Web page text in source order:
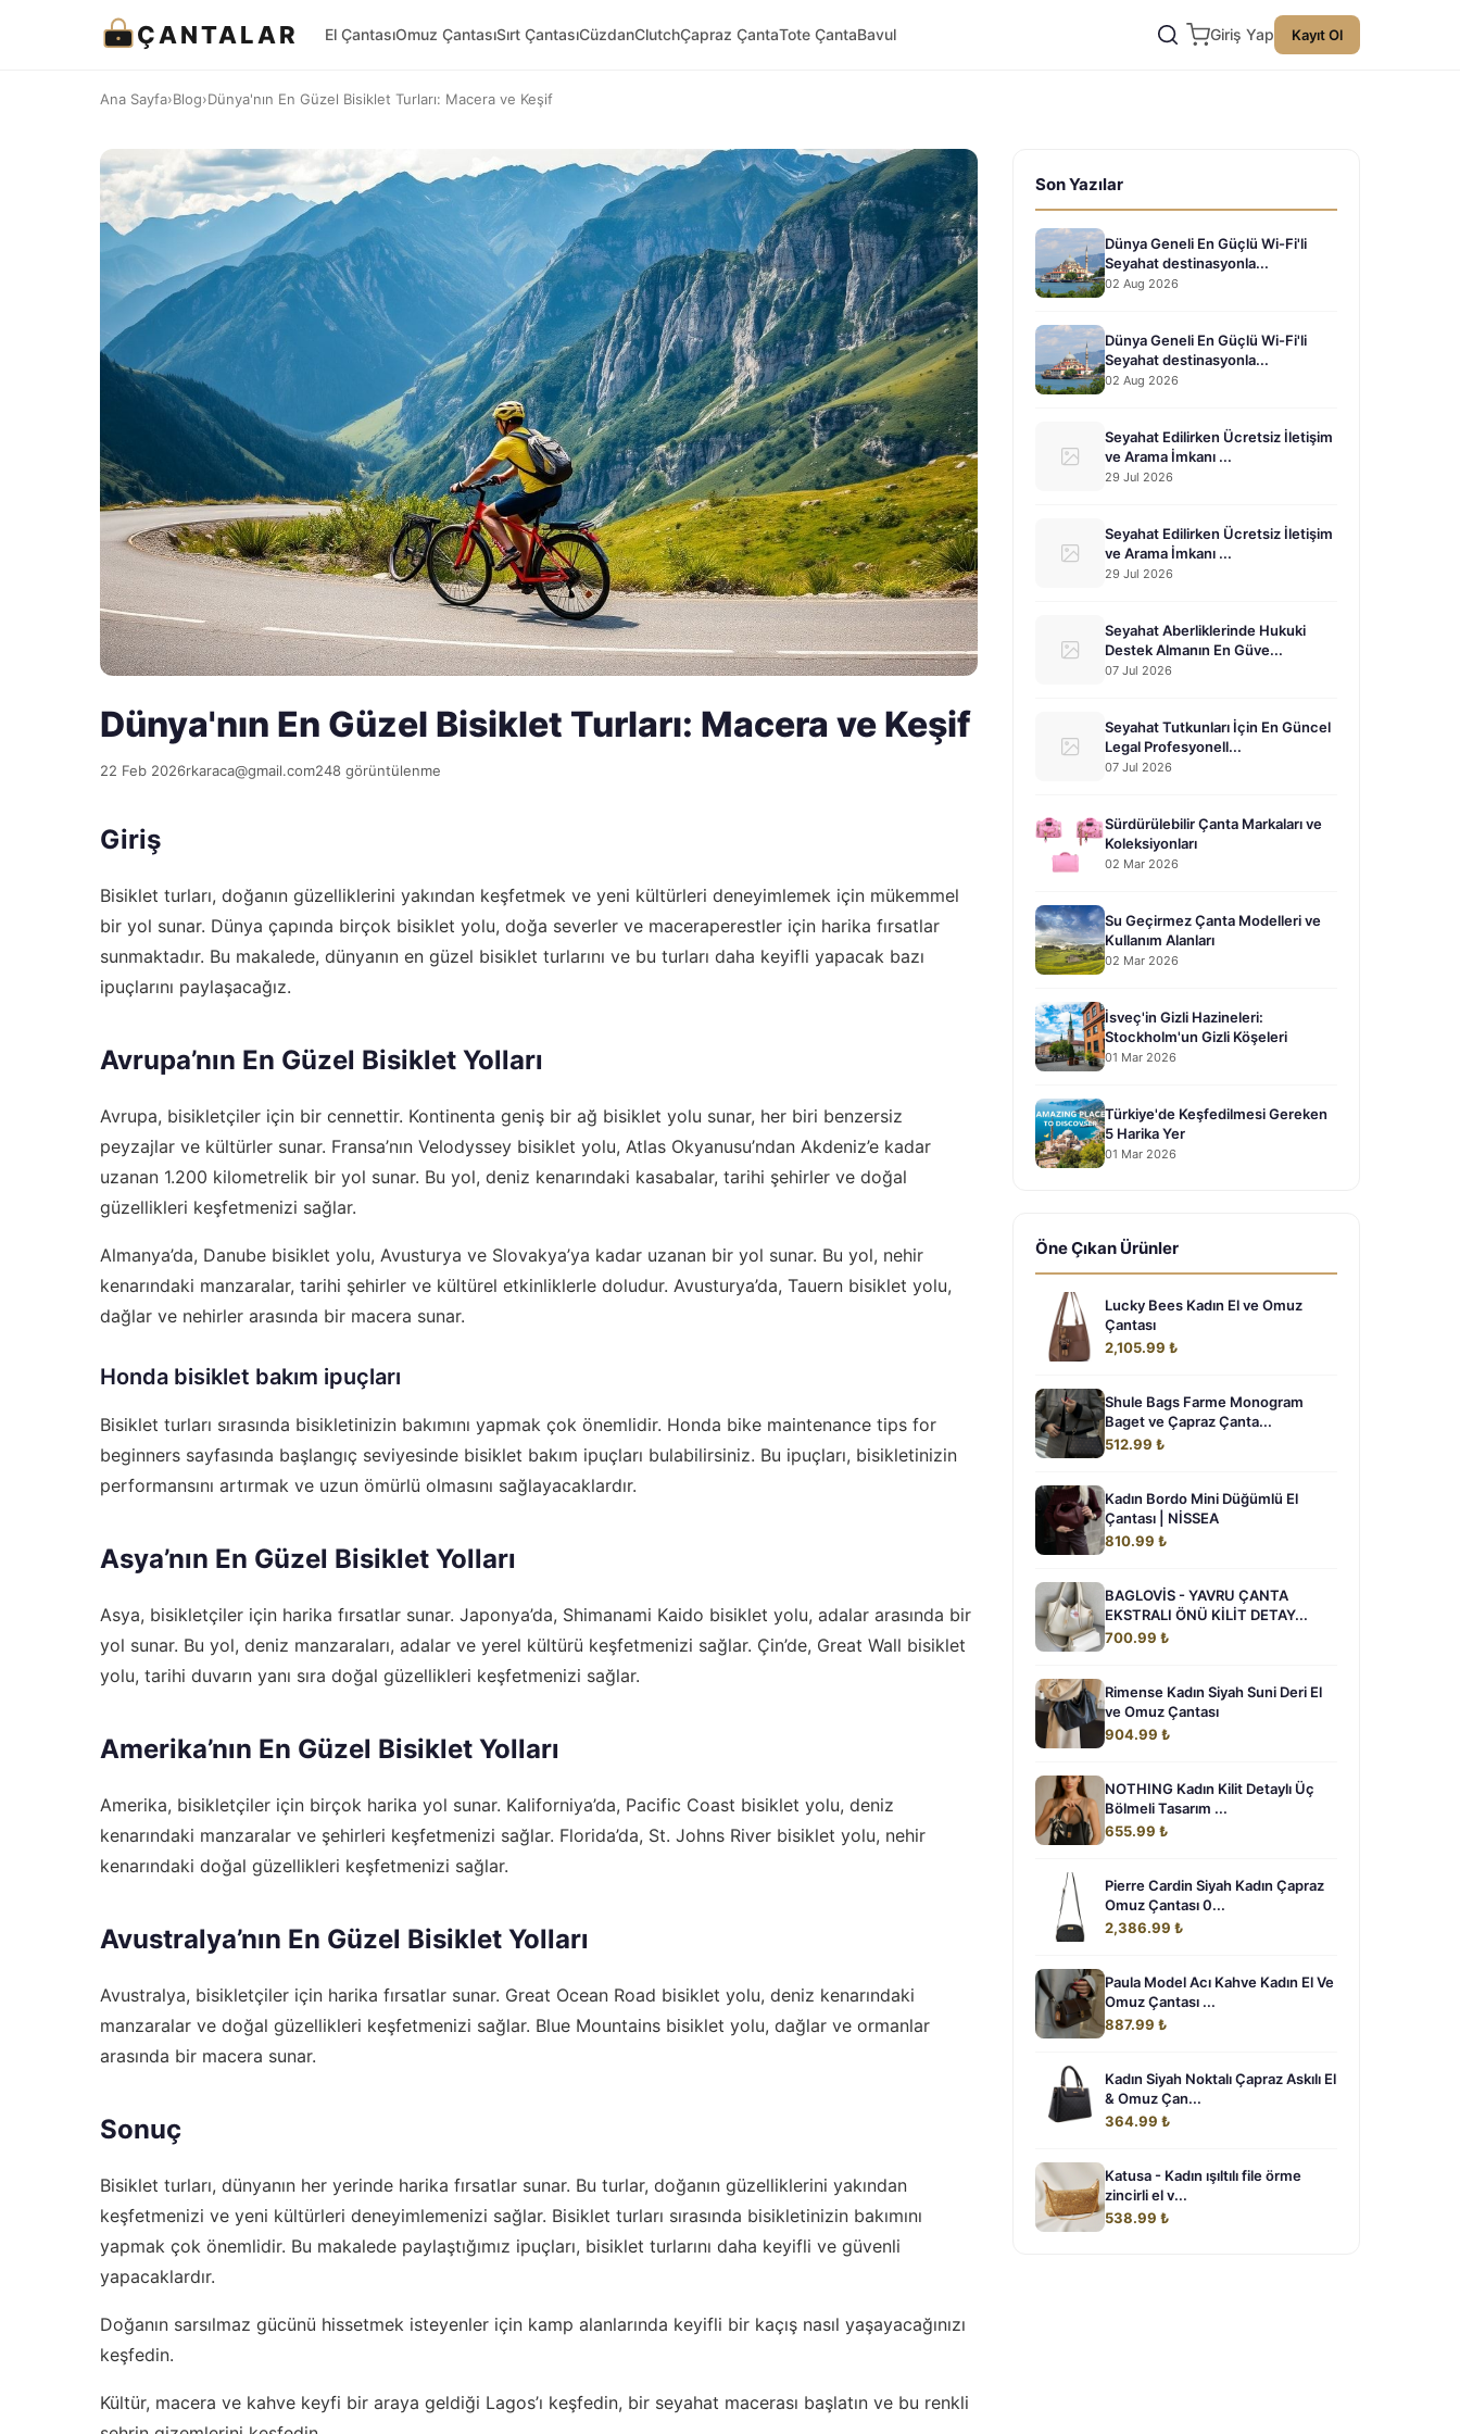
ÇANTALAR El ÇantasıOmuz ÇantasıSırt ÇantasıCüzdanClutchÇapraz ÇantaTote ÇantaBavul Giriş Yap Kayıt Ol
Ana Sayfa›Blog›Dünya'nın En Güzel Bisiklet Turları: Macera ve Keşif
Dünya'nın En Güzel Bisiklet Turları: Macera ve Keşif
22 Feb 2026rkaraca@gmail.com248 görüntülenme
Giriş
Bisiklet turları, doğanın güzelliklerini yakından keşfetmek ve yeni kültürleri deneyimlemek için mükemmel
bir yol sunar. Dünya çapında birçok bisiklet yolu, doğa severler ve maceraperestler için harika fırsatlar
sunmaktadır. Bu makalede, dünyanın en güzel bisiklet turlarını ve bu turları daha keyifli yapacak bazı
ipuçlarını paylaşacağız.
Avrupa’nın En Güzel Bisiklet Yolları
Avrupa, bisikletçiler için bir cennettir. Kontinenta geniş bir ağ bisiklet yolu sunar, her biri benzersiz
peyzajlar ve kültürler sunar. Fransa’nın Velodyssey bisiklet yolu, Atlas Okyanusu’ndan Akdeniz’e kadar
uzanan 1.200 kilometrelik bir yol sunar. Bu yol, deniz kenarındaki kasabalar, tarihi şehirler ve doğal
güzellikleri keşfetmenizi sağlar.
Almanya’da, Danube bisiklet yolu, Avusturya ve Slovakya’ya kadar uzanan bir yol sunar. Bu yol, nehir
kenarındaki manzaralar, tarihi şehirler ve kültürel etkinliklerle doludur. Avusturya’da, Tauern bisiklet yolu,
dağlar ve nehirler arasında bir macera sunar.
Honda bisiklet bakım ipuçları
Bisiklet turları sırasında bisikletinizin bakımını yapmak çok önemlidir. Honda bike maintenance tips for
beginners sayfasında başlangıç seviyesinde bisiklet bakım ipuçları bulabilirsiniz. Bu ipuçları, bisikletinizin
performansını artırmak ve uzun ömürlü olmasını sağlayacaklardır.
Asya’nın En Güzel Bisiklet Yolları
Asya, bisikletçiler için harika fırsatlar sunar. Japonya’da, Shimanami Kaido bisiklet yolu, adalar arasında bir
yol sunar. Bu yol, deniz manzaraları, adalar ve yerel kültürü keşfetmenizi sağlar. Çin’de, Great Wall bisiklet
yolu, tarihi duvarın yanı sıra doğal güzellikleri keşfetmenizi sağlar.
Amerika’nın En Güzel Bisiklet Yolları
Amerika, bisikletçiler için birçok harika yol sunar. Kaliforniya’da, Pacific Coast bisiklet yolu, deniz
kenarındaki manzaralar ve şehirleri keşfetmenizi sağlar. Florida’da, St. Johns River bisiklet yolu, nehir
kenarındaki doğal güzellikleri keşfetmenizi sağlar.
Avustralya’nın En Güzel Bisiklet Yolları
Avustralya, bisikletçiler için harika fırsatlar sunar. Great Ocean Road bisiklet yolu, deniz kenarındaki
manzaralar ve doğal güzellikleri keşfetmenizi sağlar. Blue Mountains bisiklet yolu, dağlar ve ormanlar
arasında bir macera sunar.
Sonuç
Bisiklet turları, dünyanın her yerinde harika fırsatlar sunar. Bu turlar, doğanın güzelliklerini yakından
keşfetmenizi ve yeni kültürleri deneyimlemenizi sağlar. Bisiklet turları sırasında bisikletinizin bakımını
yapmak çok önemlidir. Bu makalede paylaştığımız ipuçları, bisiklet turlarını daha keyifli ve güvenli
yapacaklardır.
Doğanın sarsılmaz gücünü hissetmek isteyenler için kamp alanlarında keyifli bir kaçış nasıl yaşayacağınızı
keşfedin.
Kültür, macera ve kahve keyfi bir araya geldiği Lagos’ı keşfedin, bir seyahat macerası başlatın ve bu renkli
Son Yazılar
Dünya Geneli En Güçlü Wi-Fi'li
Seyahat destinasyonla...
02 Aug 2026
Dünya Geneli En Güçlü Wi-Fi'li
Seyahat destinasyonla...
02 Aug 2026
Seyahat Edilirken Ücretsiz İletişim
ve Arama İmkanı ...
29 Jul 2026
Seyahat Edilirken Ücretsiz İletişim
ve Arama İmkanı ...
29 Jul 2026
Seyahat Aberliklerinde Hukuki
Destek Almanın En Güve...
07 Jul 2026
Seyahat Tutkunları İçin En Güncel
Legal Profesyonell...
07 Jul 2026
Sürdürülebilir Çanta Markaları ve
Koleksiyonları
02 Mar 2026
Su Geçirmez Çanta Modelleri ve
Kullanım Alanları
02 Mar 2026
İsveç'in Gizli Hazineleri:
Stockholm'un Gizli Köşeleri
01 Mar 2026
Türkiye'de Keşfedilmesi Gereken
5 Harika Yer
01 Mar 2026
Öne Çıkan Ürünler
Lucky Bees Kadın El ve Omuz
Çantası
2,105.99 ₺
Shule Bags Farme Monogram
Baget ve Çapraz Çanta...
512.99 ₺
Kadın Bordo Mini Düğümlü El
Çantası | NİSSEA
810.99 ₺
BAGLOVİS - YAVRU ÇANTA
EKSTRALI ÖNÜ KİLİT DETAY...
700.99 ₺
Rimense Kadın Siyah Suni Deri El
ve Omuz Çantası
904.99 ₺
NOTHING Kadın Kilit Detaylı Üç
Bölmeli Tasarım ...
655.99 ₺
Pierre Cardin Siyah Kadın Çapraz
Omuz Çantası 0...
2,386.99 ₺
Paula Model Acı Kahve Kadın El Ve
Omuz Çantası ...
887.99 ₺
Kadın Siyah Noktalı Çapraz Askılı El
& Omuz Çan...
364.99 ₺
Katusa - Kadın ışıltılı file örme
zincirli el v...
538.99 ₺